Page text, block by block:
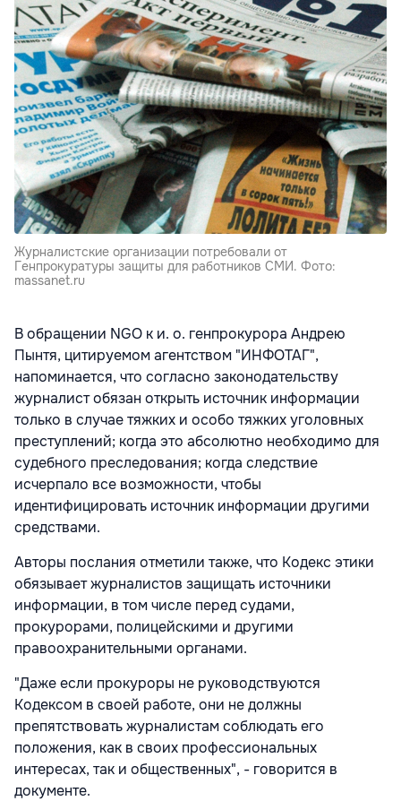
Журналистские организации потребовали от
Генпрокуратуры защиты для работников СМИ. Фото:
massanet.ru
В обращении NGO к и. о. генпрокурора Андрею
Пынтя, цитируемом агентством "ИНФОТАГ",
напоминается, что согласно законодательству
журналист обязан открыть источник информации
только в случае тяжких и особо тяжких уголовных
преступлений; когда это абсолютно необходимо для
судебного преследования; когда следствие
исчерпало все возможности, чтобы
идентифицировать источник информации другими
средствами.
Авторы послания отметили также, что Кодекс этики
обязывает журналистов защищать источники
информации, в том числе перед судами,
прокурорами, полицейскими и другими
правоохранительными органами.
"Даже если прокуроры не руководствуются
Кодексом в своей работе, они не должны
препятствовать журналистам соблюдать его
положения, как в своих профессиональных
интересах, так и общественных", - говорится в
документе.